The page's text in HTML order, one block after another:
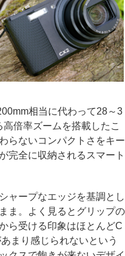
相当に代わって28～3
倍率ズームを搭載したこ
らないコンパクトさをキー
完全に収納されるスマート
ャープなエッジを基調とし
ま。よく見るとグリップの
ら受ける印象はほとんどC
まり感じられないという